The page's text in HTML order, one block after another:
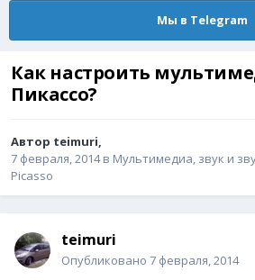
Мы в Telegram
Как настроить
Пикассо?
Автор teimuri,
7 февраля, 2014в Мультимедиа, звук и
Picasso
teimuri
Опубликовано 7 февраля, 2014